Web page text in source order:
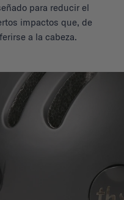
para reducir el
impactos que, de
a la cabeza.